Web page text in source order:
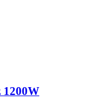
1200W